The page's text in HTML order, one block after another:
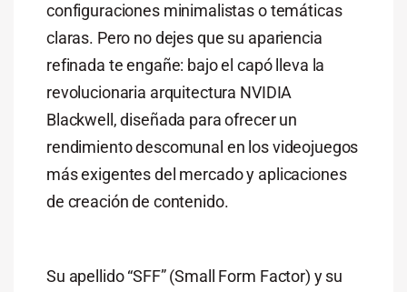
configuraciones minimalistas o temáticas
claras. Pero no dejes que su apariencia
refinada te engañe: bajo el capó lleva la
revolucionaria arquitectura NVIDIA
Blackwell, diseñada para ofrecer un
rendimiento descomunal en los videojuegos
más exigentes del mercado y aplicaciones
de creación de contenido.
Su apellido “SFF” (Small Form Factor) y su